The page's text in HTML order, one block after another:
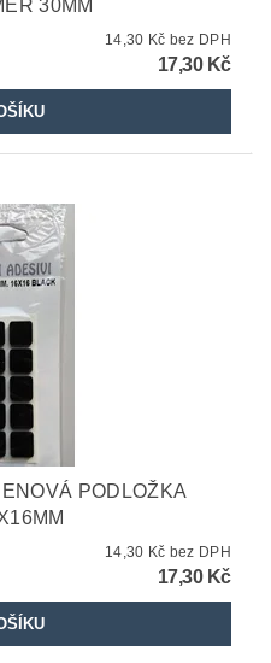
30MM
14,30 Kč bez DPH
17,30 Kč
PODLOŽKA
14,30 Kč bez DPH
17,30 Kč